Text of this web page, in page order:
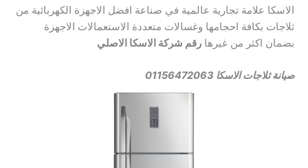
الاسكا علامة تجارية عالمية في صناعة افضل الاجهزة الكهربائية من
ثلاجات بكافة احجامها وغسالات متعددة الاستعمالات الاجهزة
بضمان اكثر من غيرها رقم شركة الاسكا الاصلي
صيانة ثلاجات الاسكا 01156472063